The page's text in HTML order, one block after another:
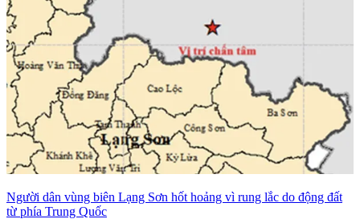
Người dân vùng biên Lạng Sơn hốt hoảng vì rung lắc do động đất
từ phía Trung Quốc